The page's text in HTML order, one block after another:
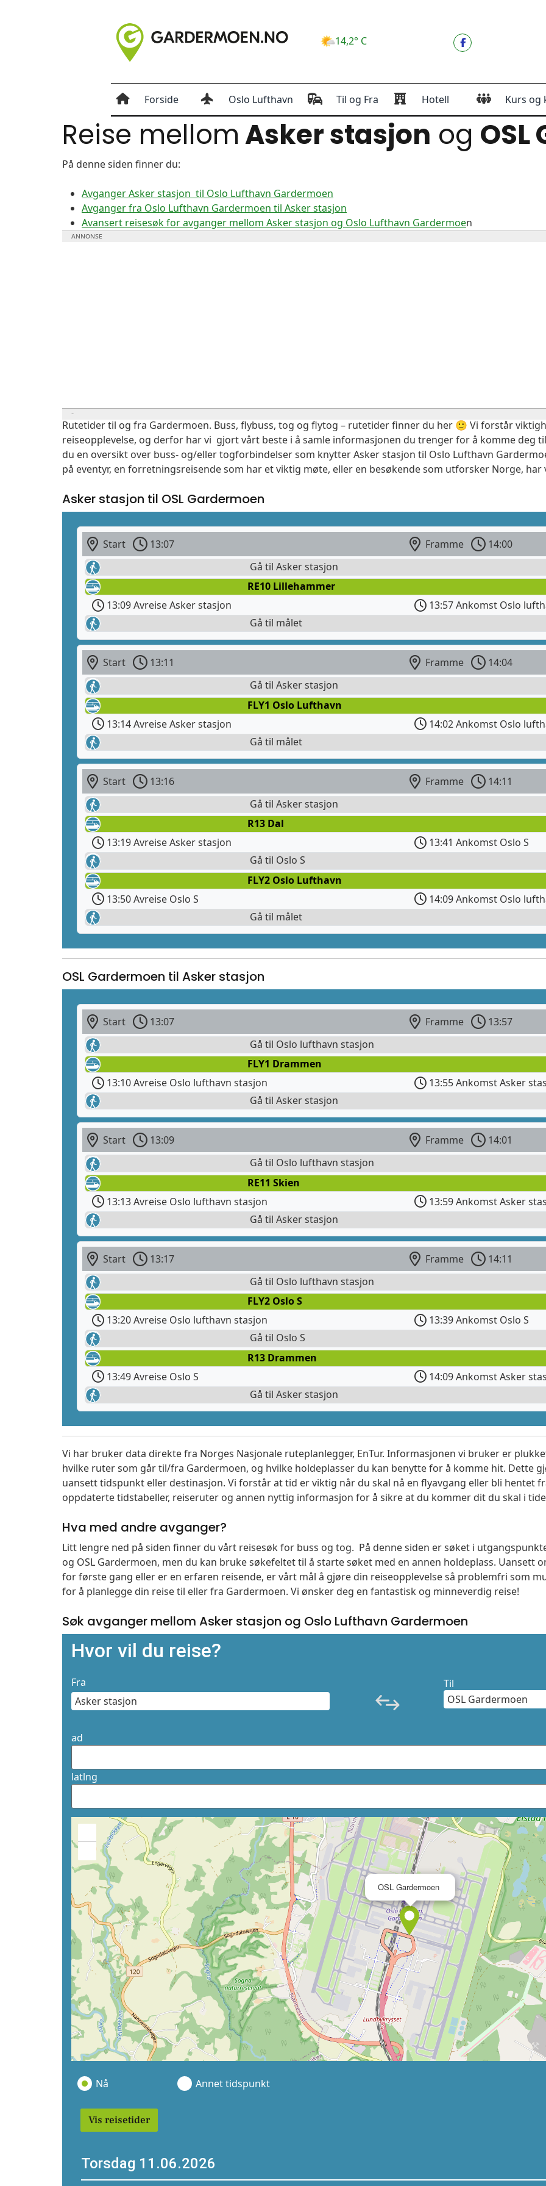
14,2° C
Forside Oslo Lufthavn Til og Fra Hotell Kurs og
Reise mellomAsker stasjon og
På denne siden finner du:
Avganger Asker stasjon til Oslo Lufthavn Gardermoen
Avganger fra Oslo Lufthavn Gardermoen til Asker stasjon
Avansert reisesøk for avganger mellom Asker stasjon og Oslo Lufthavn Gardermoen
Rutetider til og fra Gardermoen. Buss, flybuss, tog og flytog – rutetider finner du her 🙂 Vi forstår
reiseopplevelse, og derfor har vi gjort vårt beste i å samle informasjonen du trenger for å komme deg
du en oversikt over buss- og/eller togforbindelser som knytter Asker stasjon til Oslo Lufthavn
på eventyr, en forretningsreisende som har et viktig møte, eller en besøkende som utforsker Norge, har
Asker stasjon til OSL Gardermoen
Start 13:07 Framme
14:00
Gå til Asker stasjon
RE10 Lillehammer
13:09 Avreise Asker stasjon
13:57 Ankomst Oslo
Gå til målet
Start 13:11 Framme
14:04
Gå til Asker stasjon
FLY1 Oslo Lufthavn
13:14 Avreise Asker stasjon
14:02 Ankomst Oslo
Gå til målet
Start 13:16 Framme
14:11
Gå til Asker stasjon
R13 Dal
13:19 Avreise Asker stasjon
13:41 Ankomst Oslo S
Gå til Oslo S
FLY2 Oslo Lufthavn
13:50 Avreise Oslo S
14:09 Ankomst Oslo
Gå til målet
OSL Gardermoen til Asker stasjon
Start 13:07 Framme
13:57
Gå til Oslo lufthavn stasjon
FLY1 Drammen
13:10 Avreise Oslo lufthavn stasjon
13:55 Ankomst Asker
Gå til Asker stasjon
Start 13:09 Framme
14:01
Gå til Oslo lufthavn stasjon
RE11 Skien
13:13 Avreise Oslo lufthavn stasjon
13:59 Ankomst Asker
Gå til Asker stasjon
Start 13:17 Framme
14:11
Gå til Oslo lufthavn stasjon
FLY2 Oslo S
13:20 Avreise Oslo lufthavn stasjon
13:39 Ankomst Oslo S
Gå til Oslo S
R13 Drammen
13:49 Avreise Oslo S
14:09 Ankomst Asker
Gå til Asker stasjon
Vi har bruker data direkte fra Norges Nasjonale ruteplanlegger, EnTur. Informasjonen vi bruker er
hvilke ruter som går til/fra Gardermoen, og hvilke holdeplasser du kan benytte for å komme hit. Dette
uansett tidspunkt eller destinasjon. Vi forstår at tid er viktig når du skal nå en flyavgang eller bli hentet
oppdaterte tidstabeller, reiseruter og annen nyttig informasjon for å sikre at du kommer dit du skal i
Hva med andre avganger?
Litt lengre ned på siden finner du vårt reisesøk for buss og tog. På denne siden er søket i
og OSL Gardermoen, men du kan bruke søkefeltet til å starte søket med en annen holdeplass. Uansett
for første gang eller er en erfaren reisende, er vårt mål å gjøre din reiseopplevelse så problemfri som
for å planlegge din reise til eller fra Gardermoen. Vi ønsker deg en fantastisk og minneverdig reise!
Søk avganger mellom Asker stasjon og Oslo Lufthavn Gardermoen
Hvor vil du reise?
Fra Til
ad
latlng
OSL Gardermoen
Nå Annet tidspunkt
Vis reisetider
Torsdag 11.06.2026